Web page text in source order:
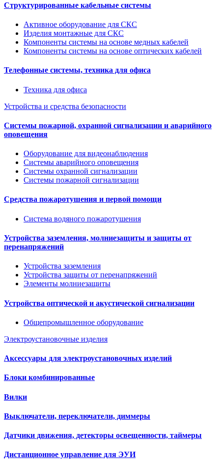
Структурированные кабельные системы
Активное оборудование для СКС
Изделия монтажные для СКС
Компоненты системы на основе медных кабелей
Компоненты системы на основе оптических кабелей
Телефонные системы, техника для офиса
Техника для офиса
Устройства и средства безопасности
Системы пожарной, охранной сигнализации и аварийного
оповещения
Оборудование для видеонаблюдения
Системы аварийного оповещения
Системы охранной сигнализации
Системы пожарной сигнализации
Средства пожаротушения и первой помощи
Система водяного пожаротушения
Устройства заземления, молниезащиты и защиты от
перенапряжений
Устройства заземления
Устройства защиты от перенапряжений
Элементы молниезащиты
Устройства оптической и акустической сигнализации
Общепромышленное оборудование
Электроустановочные изделия
Аксессуары для электроустановочных изделий
Блоки комбинированные
Вилки
Выключатели, переключатели, диммеры
Датчики движения, детекторы освещенности, таймеры
Дистанционное управление для ЭУИ